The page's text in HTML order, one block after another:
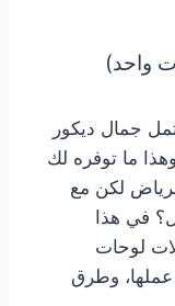
جمال ديكور
ما توفره لك
لكن مع
في هذا
لوحات
عملها، وطرق